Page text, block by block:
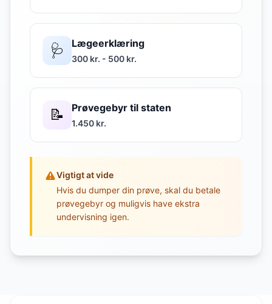
🩺 Lægeerklæring
300 kr. - 500 kr.
📝 Prøvegebyr til staten
1.450 kr.
Vigtigt at vide
Hvis du dumper din prøve, skal du betale
prøvegebyr og muligvis have ekstra
undervisning igen.